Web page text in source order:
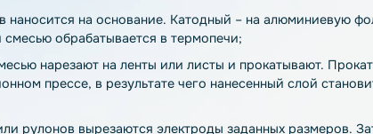
Li-ion-
литиевых АБ, независимо от их типа (титановый,